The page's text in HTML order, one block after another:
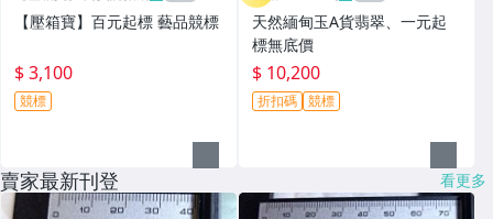
【壓箱寶】百元起標 藝品競標
$ 3,100
競標
天然緬甸玉A貨翡翠、一元起
標無底價
$ 10,200
折扣碼 競標
賣家最新刊登 看更多